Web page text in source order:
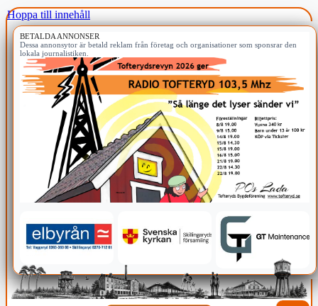
Hoppa till innehåll
BETALDA ANNONSER
Dessa annonsytor är betald reklam från företag och organisationer som sponsrar den
lokala journalistiken.